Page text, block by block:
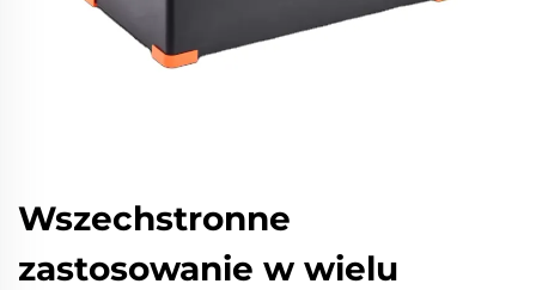
Wszechstronne
zastosowanie w wielu